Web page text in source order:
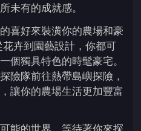
未有的成就感。
喜好來裝潢你的農場和豪
卉到園藝設計，你都可
個獨具特色的時髦豪宅。
險隊前往熱帶島嶼探險，
讓你的農場生活更加豐富